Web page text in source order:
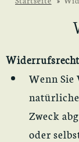
Widerrufsrecht
Wenn Sie
Zweck
oder